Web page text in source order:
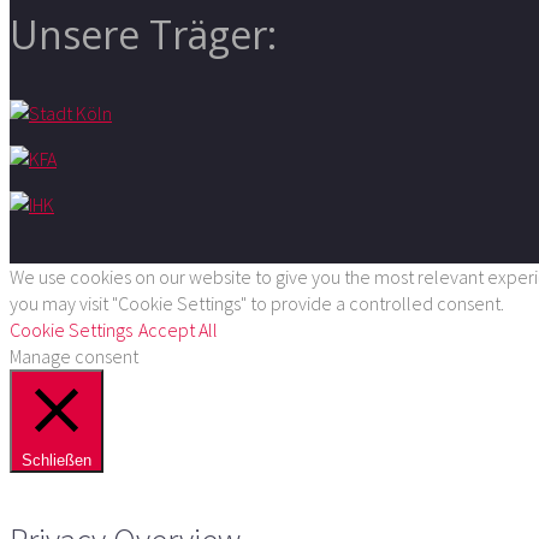
Unsere Träger:
We use cookies on our website to give you the most relevant
you may visit "Cookie Settings" to provide a controlled consent.
Cookie Settings Accept All
Manage consent
Schließen